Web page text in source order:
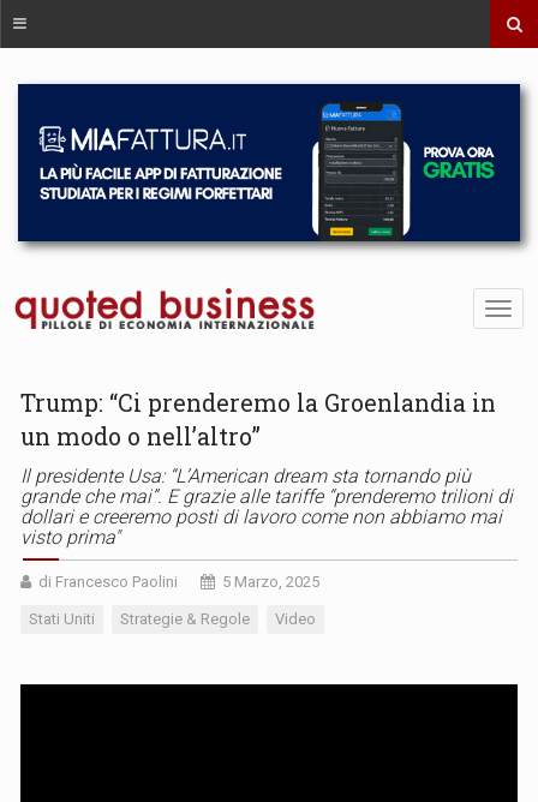
Trump: “Ci prenderemo la Groenlandia in
un modo o nell’altro”
Il presidente Usa: “L’American dream sta tornando più
grande che mai”. E grazie alle tariffe “prenderemo trilioni di
dollari e creeremo posti di lavoro come non abbiamo mai
visto prima"
di Francesco Paolini 5 Marzo, 2025
Stati Uniti Strategie & Regole Video